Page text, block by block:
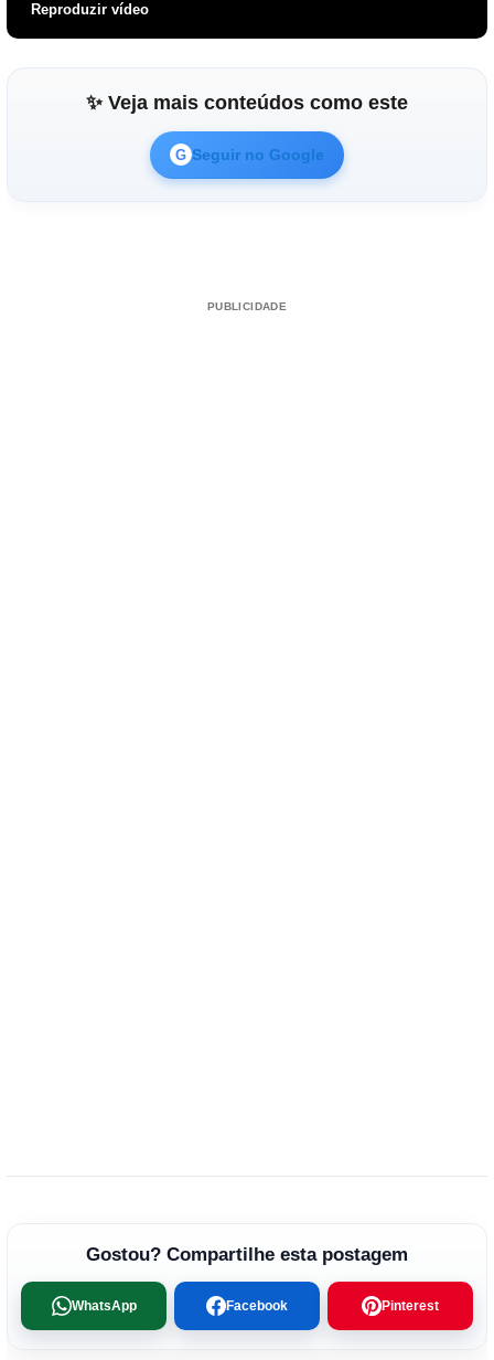
Reproduzir vídeo
✨ Veja mais conteúdos como este
G Seguir no Google
PUBLICIDADE
Gostou? Compartilhe esta postagem
WhatsApp Facebook Pinterest